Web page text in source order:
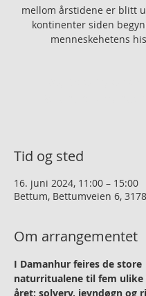
mellom årstidene er blitt
kontinenter siden
menneskehetens
Tid og sted
16. juni 2024, 11:00 – 15:00
Bettum, Bettumveien 6,
Om arrangementet
I Damanhur feires de store
naturritualene til fem ulike
året; solverv, jevndøgn og